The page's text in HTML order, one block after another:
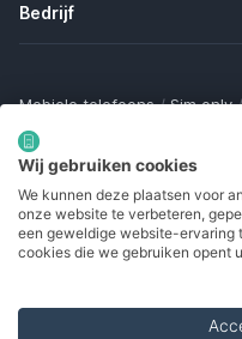
Bedrijf
Mobiele telefoons / Sim only /
Smartwatches
Bluetooth trackers / Opladers
Samsung Galaxy
Gamingtelefoons / Foldables
Seniorentelefoons /
Wij gebruiken cookies
We kunnen deze plaatsen voor
onze website te verbeteren,
een geweldige website-ervaring
cookies die we gebruiken opent